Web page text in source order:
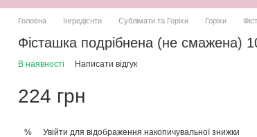
Головна Інгредієнти Сублімати та Горіхи Горіхи
Фісташка подрібнена (не смажена)
В наявності Написати відгук
224 грн
% Увійти для відображення накопичувальної знижки